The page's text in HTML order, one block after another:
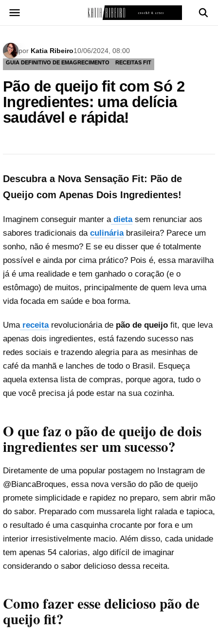
para
por Katia Ribeiro10/06/2024, 08:00
GUIA DEFINITIVO DE EMAGRECIMENTO RECEITAS FIT
Pão de queijo fit com Só 2
Ingredientes: uma delícia
saudável e rápida!
Descubra a Nova Sensação Fit: Pão de
Queijo com Apenas Dois Ingredientes!
Imaginem conseguir manter adietasem renunciar aos
sabores tradicionais da culináriabrasileira? Parece um
sonho, não é mesmo? E se eu disser que é totalmente
possível e ainda por cima prático? Pois é, essa maravilha
já é uma realidade e tem ganhado o coração (e o
estômago) de muitos, principalmente de quem leva uma
vida focada em saúde e boa forma.
Umareceitarevolucionária de pão de queijo fit, que leva
apenas dois ingredientes, está fazendo sucesso nas
redes sociais e trazendo alegria para as mesinhas de
café da manhã e lanches de todo o Brasil. Esqueça
aquela extensa lista de compras, porque agora, tudo o
que você precisa já pode estar na sua cozinha.
O que faz o pão de queijo de dois
ingredientes ser um sucesso?
Diretamente de uma popular postagem no Instagram de
@BiancaBroques, essa nova versão do pão de queijo
promete simplicidade e rapidez no preparo, sem abrir mão
do sabor. Preparado com mussarela light ralada e tapioca,
o resultado é uma casquinha crocante por fora e um
interior irresistivelmente macio. Além disso, cada unidade
tem apenas 54 calorias, algo difícil de imaginar
considerando o sabor delicioso dessa receita.
Como fazer esse delicioso pão de
queijo fit?